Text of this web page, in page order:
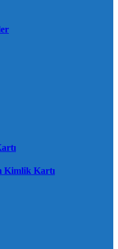
Kimlik Kartı